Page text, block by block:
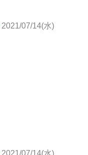
2021/07/14(水)
2021/07/14(水)